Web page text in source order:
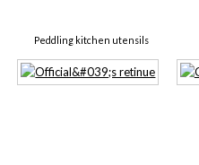
Peddling kitchen utensils